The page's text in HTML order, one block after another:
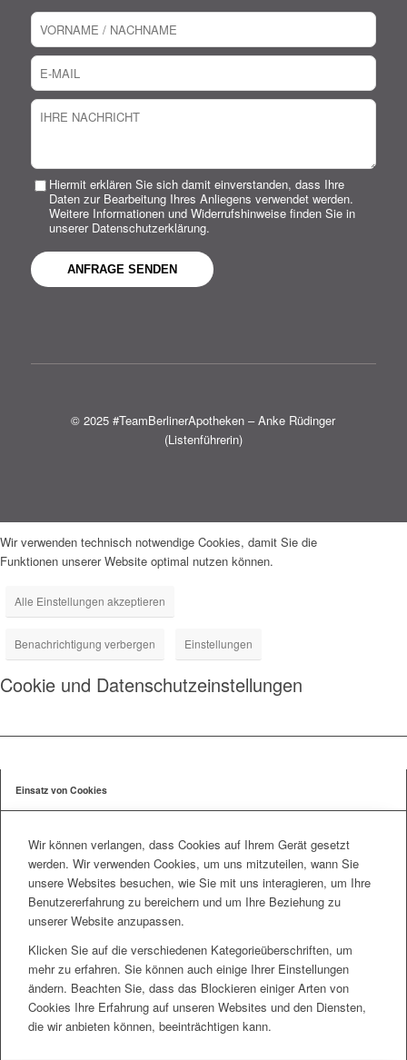
Hiermit erklären Sie sich damit einverstanden, dass Ihre
Daten zur Bearbeitung Ihres Anliegens verwendet werden.
Weitere Informationen und Widerrufshinweise finden Sie in
unserer Datenschutzerklärung.
© 2025 #TeamBerlinerApotheken – Anke Rüdinger
(Listenführerin)
Wir verwenden technisch notwendige Cookies, damit Sie die
Funktionen unserer Website optimal nutzen können.
Alle Einstellungen akzeptieren
Benachrichtigung verbergen Einstellungen
Cookie und Datenschutzeinstellungen
Einsatz von Cookies
Wir können verlangen, dass Cookies auf Ihrem Gerät gesetzt
werden. Wir verwenden Cookies, um uns mitzuteilen, wann Sie
unsere Websites besuchen, wie Sie mit uns interagieren, um Ihre
Benutzererfahrung zu bereichern und um Ihre Beziehung zu
unserer Website anzupassen.
Klicken Sie auf die verschiedenen Kategorieüberschriften, um
mehr zu erfahren. Sie können auch einige Ihrer Einstellungen
ändern. Beachten Sie, dass das Blockieren einiger Arten von
Cookies Ihre Erfahrung auf unseren Websites und den Diensten,
die wir anbieten können, beeinträchtigen kann.